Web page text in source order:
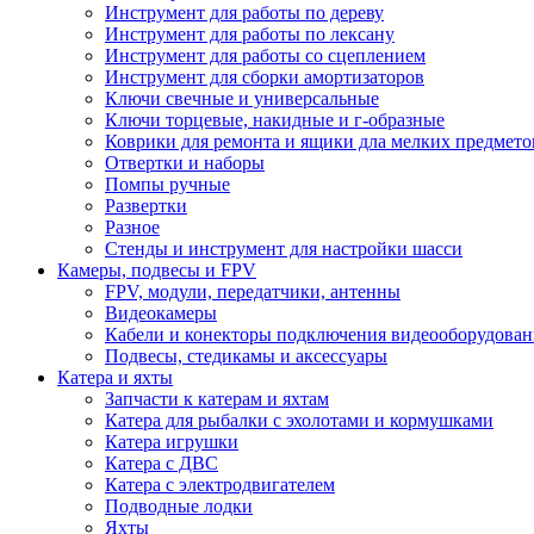
Инструмент для работы по дереву
Инструмент для работы по лексану
Инструмент для работы со сцеплением
Инструмент для сборки амортизаторов
Ключи свечные и универсальные
Ключи торцевые, накидные и г-образные
Коврики для ремонта и ящики дла мелких
Отвертки и наборы
Помпы ручные
Развертки
Разное
Стенды и инструмент для настройки шасси
Камеры, подвесы и FPV
FPV, модули, передатчики, антенны
Видеокамеры
Кабели и конекторы подключения
Подвесы, стедикамы и аксессуары
Катера и яхты
Запчасти к катерам и яхтам
Катера для рыбалки с эхолотами и кормушками
Катера игрушки
Катера с ДВС
Катера с электродвигателем
Подводные лодки
Яхты